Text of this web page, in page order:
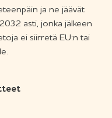
ja ne jäävät
asti, jonka jälkeen
ei siirretä EU:n tai